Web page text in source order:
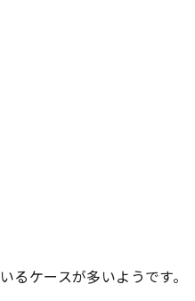
ケースが多いようです。